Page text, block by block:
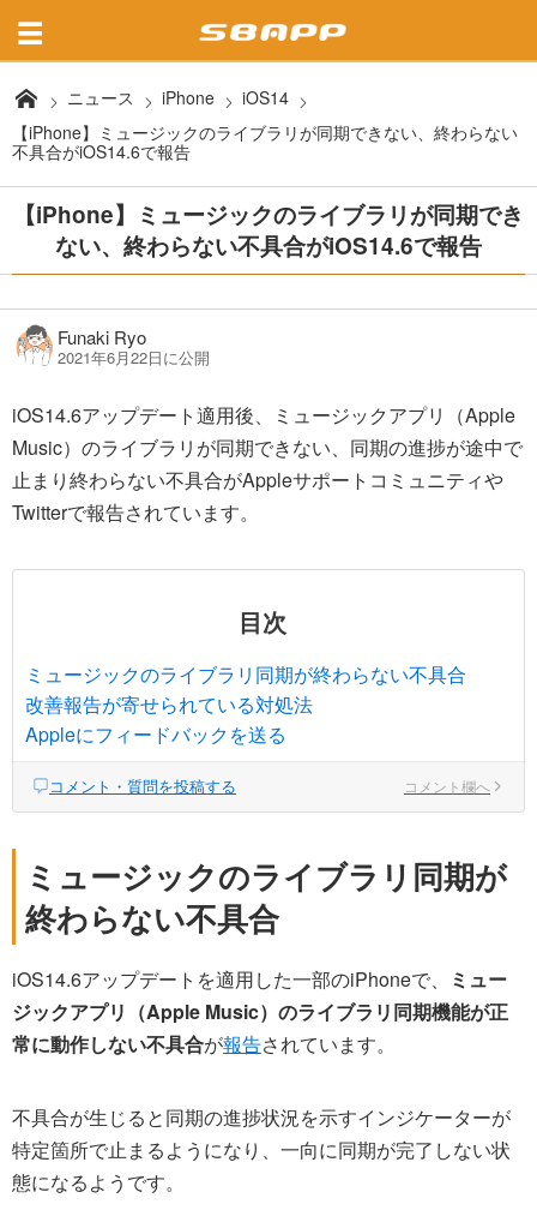
ニュース iPhone
iOS14
【iPhone】ミュージックのライブラリが同期できない、終わらない
不具合がiOS14.6で報告
【iPhone】ミュージックのライブラリが同期でき
ない、終わらない不具合がiOS14.6で報告
Funaki Ryo
2021年6月22日に公開
iOS14.6アップデート適用後、ミュージックアプリ（Apple
Music）のライブラリが同期できない、同期の進捗が途中で
止まり終わらない不具合がAppleサポートコミュニティや
Twitterで報告されています。
目次
ミュージックのライブラリ同期が終わらない不具合
改善報告が寄せられている対処法
Appleにフィードバックを送る
コメント・質問を投稿する コメント欄へ
ミュージックのライブラリ同期が
終わらない不具合
iOS14.6アップデートを適用した一部のiPhoneで、
ミュー
ジックアプリ（Apple Music）のライブラリ同期機能が正
常に動作しない不具合が報告されています。
不具合が生じると同期の進捗状況を示すインジケーターが
特定箇所で止まるようになり、一向に同期が完了しない状
態になるようです。